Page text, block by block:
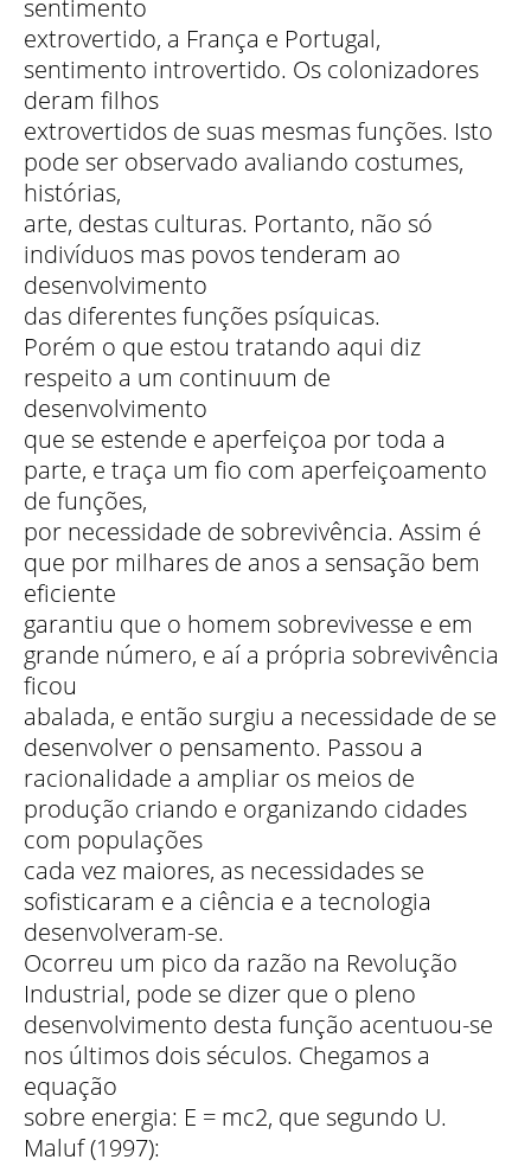
sentimento
extrovertido, a França e Portugal,
sentimento introvertido. Os colonizadores
deram filhos
extrovertidos de suas mesmas funções. Isto
pode ser observado avaliando costumes,
histórias,
arte, destas culturas. Portanto, não só
indivíduos mas povos tenderam ao
desenvolvimento
das diferentes funções psíquicas.
Porém o que estou tratando aqui diz
respeito a um continuum de
desenvolvimento
que se estende e aperfeiçoa por toda a
parte, e traça um fio com aperfeiçoamento
de funções,
por necessidade de sobrevivência. Assim é
que por milhares de anos a sensação bem
eficiente
garantiu que o homem sobrevivesse e em
grande número, e aí a própria sobrevivência
ficou
abalada, e então surgiu a necessidade de se
desenvolver o pensamento. Passou a
racionalidade a ampliar os meios de
produção criando e organizando cidades
com populações
cada vez maiores, as necessidades se
sofisticaram e a ciência e a tecnologia
desenvolveram-se.
Ocorreu um pico da razão na Revolução
Industrial, pode se dizer que o pleno
desenvolvimento desta função acentuou-se
nos últimos dois séculos. Chegamos a
equação
sobre energia: E = mc2, que segundo U.
Maluf (1997):